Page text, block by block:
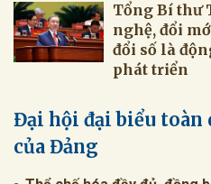
Tổng Bí thư
nghệ, đổi
đổi số là
phát triển
Đại hội đại biểu toàn
của Đảng